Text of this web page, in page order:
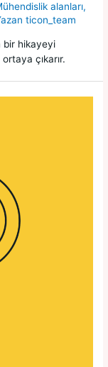
alanları,
ticon_team
bir hikayeyi
ortaya çıkarır.